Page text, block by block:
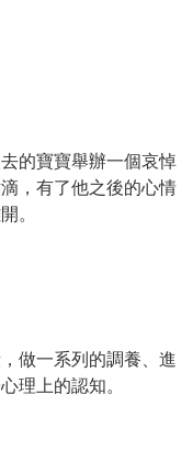
的寶寶舉辦一個哀悼
，有了他之後的心情
。
做一系列的調養、進
理上的認知。